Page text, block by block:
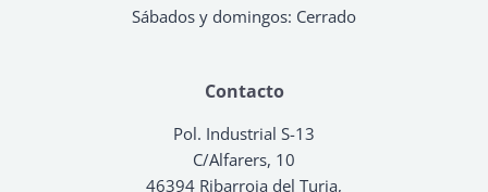
Contacto
Pol. Industrial S-13
C/Alfarers, 10
46394 Ribarroja del Turia,
Sábados y domingos: Cerrado